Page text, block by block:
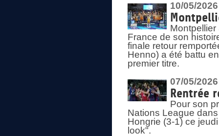
10/05/2026
France de son
finale retour
Henno) a été battu
premier titre.
07/05/2026
Rentrée
Pour son
Nations League
Hongrie (3-1) ce
look".